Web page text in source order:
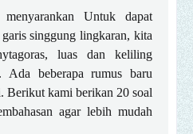
Untuk dapat
singgung lingkaran, kita
luas dan keliling
Ada beberapa rumus baru
Berikut kami berikan 20 soal
agar lebih mudah